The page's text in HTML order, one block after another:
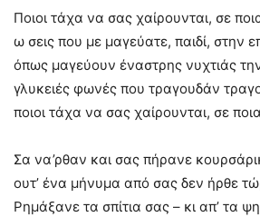
Ποιοι τάχα να σας χαίρουνται, σε
ω σεις που με μαγεύατε, παιδί, στην
όπως μαγεύουν έναστρης νυχτιάς
γλυκειές φωνές που τραγουδάν
ποιοι τάχα να σας χαίρουνται, σε
Σα να’ρθαν και σας πήρανε
ουτ’ ένα μήνυμα από σας δεν ήρθε
Ρημάξανε τα σπίτια σας – κι απ’ τα